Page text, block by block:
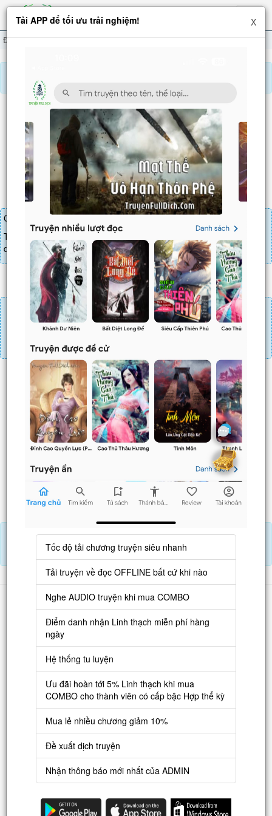
Hiện
menu
Đại Tuyên Võ Thánh Chương 861
ĐẠI TUYÊN VÕ THÁNH
Chương 861: Phá hoại
Chương truyện cần 30 LT để mua.
Truyện mua lẻ thì cứ Giá chương x Số chương, mua combo thì đến
danh sách combo tìm giá
Đăng nhập Nạp linh thạch
Mua 4 chương chỉ có tác dụng tiết kiệm thời gian.
Mua 4 chương thì 3 chương sau sẽ không phải ấn mua.
Ví dụ bạn đang ở chương 100 và mua 4 chương thìchương
101,102,103 sẽ không phải ấn mua.
Sau
Tải APP đọc truyện OFFLINE và nghe AUDIO khi mua combo.
Điểm danh hàng ngày nhận Lịch Thạch
Danh sách
Truyện mới
Truyện Hot
Truyện Full
Truyện Dịch Miễn Phí
Thao tác
Đăng ký tài khoản
Danh sách combo
Tải APP để tối ưu trải nghiệm! X
Tốc độ tải chương truyện siêu nhanh
Tải truyện về đọc OFFLINE bất cứ khi nào
Nghe AUDIO truyện khi mua COMBO
Điểm danh nhận Linh thạch miễn phí hàng
ngày
Hệ thống tu luyện
Ưu đãi hoàn tới 5% Linh thạch khi mua
COMBO cho thành viên có cấp bậc Hợp thể kỳ
Mua lẻ nhiều chương giảm 10%
Đề xuất dịch truyện
Nhận thông báo mới nhất của ADMIN